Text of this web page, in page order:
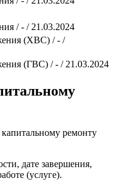
/ - / 21.03.2024
(ХВС) / - /
(ГВС) / - / 21.03.2024
ремонту
дате завершения,
(услуге).